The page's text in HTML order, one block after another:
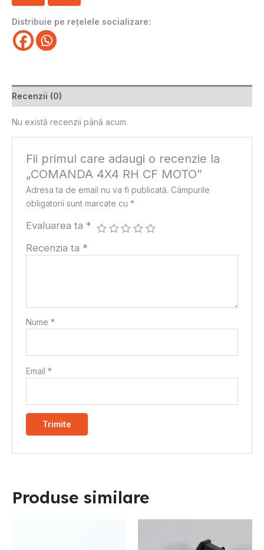
Distribuie pe rețelele socializare:
Recenzii (0)
Nu există recenzii până acum.
Fii primul care adaugi o recenzie la
„COMANDA 4X4 RH CF MOTO”
Adresa ta de email nu va fi publicată. Câmpurile
obligatorii sunt marcate cu*
Evaluarea ta *
Recenzia ta *
Nume*
Email*
Produse similare